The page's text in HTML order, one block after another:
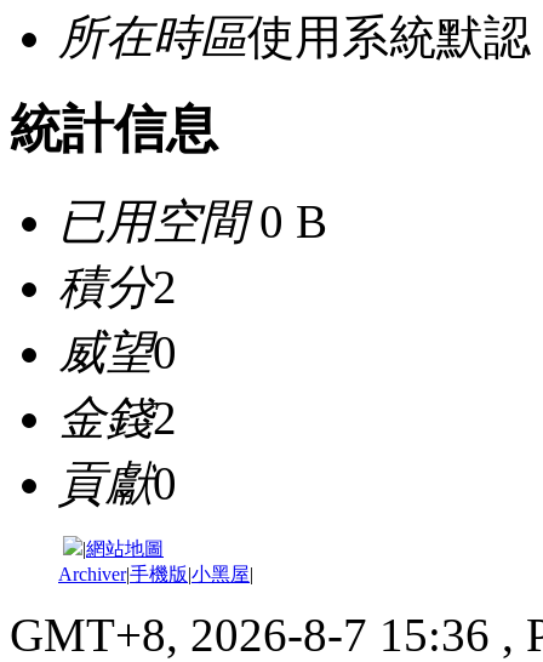
所在時區使用系統默認
統計信息
已用空間0 B
積分2
威望0
金錢2
貢獻0
|網站地圖
Archiver|手機版|小黑屋|
GMT+8, 2026-8-7 15:36 ,